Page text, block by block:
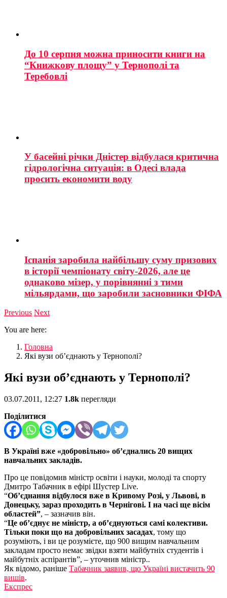
До 10 серпня можна приносити книги на
“Книжкову площу” у Тернополі та
Теребовлі
У басейні річки Дністер відбулася критична
гідрологічна ситуація: в Одесі влада
просить економити воду
Іспанія заробила найбільшу суму призових
в історії чемпіонату світу-2026, але це
однаково мізер, у порівнянні з тими
мільярдами, що заробили засновники ФІФА
Previous Next
You are here:
Головна
Які вузи об’єднають у Тернополі?
Які вузи об’єднають у Тернополі?
03.07.2011, 12:27 1.8k перегляди
Поділитися
В Україні вже «добровільно» об’єднались 20 вищих
навчальних закладів.
Про це повідомив міністр освіти і науки, молоді та спорту
Дмитро Табачник в ефірі Шустер Live.
“Об’єднання відбулося вже в Кривому Розі, у Львові, в
Донецьку, зараз проходить в Чернігові. І на часі ще вісім
областей”, – зазначив він.
“Це об’єднує не міністр, а об’єднуються самі колективи.
Тільки поки що на добровільних засадах, тому що
розуміють, і ви це розумієте, що 900 вищим навчальним
закладам просто немає звідки взяти майбутніх студентів і
майбутніх аспірантів”, – уточнив міністр..
Як відомо, раніше Табачник заявив, що Україні вистачить 90
вишів.
Експрес